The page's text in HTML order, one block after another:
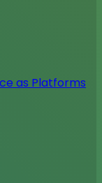
as Platforms